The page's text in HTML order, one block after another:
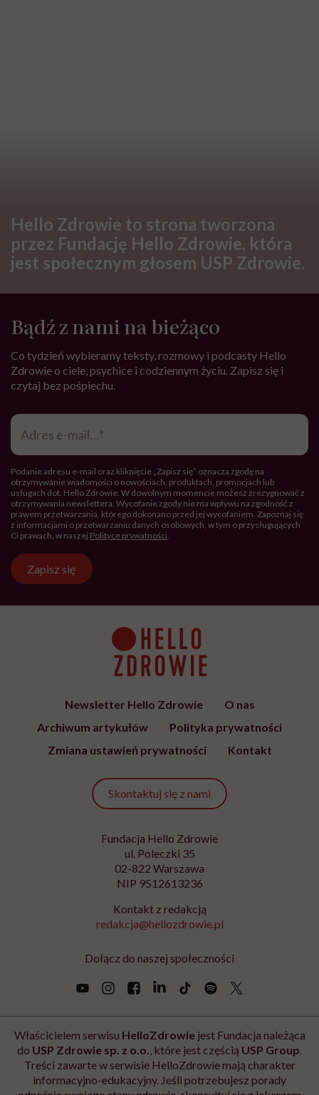
Hello Zdrowie to strona tworzona
przez Fundację Hello Zdrowie, która
jest społecznym głosem USP Zdrowie.
Bądź z nami na bieżąco
Co tydzień wybieramy teksty, rozmowy i podcasty Hello
Zdrowie o ciele, psychice i codziennym życiu. Zapisz się i
czytaj bez pośpiechu.
Adres
mail*
Podanie adresu e-mail oraz kliknięcie „Zapisz się” oznacza zgodę na
otrzymywanie wiadomości o nowościach, produktach, promocjach lub
usługach dot. Hello Zdrowie. W dowolnym momencie możesz zrezygnować z
otrzymywania newslettera. Wycofanie zgody nie ma wpływu na zgodność z
prawem przetwarzania, którego dokonano przed jej wycofaniem. Zapoznaj się
z informacjami o przetwarzaniu danych osobowych, w tym o przysługujących
Ci prawach, w naszej Polityce prywatności.
Zapisz się
Newsletter Hello Zdrowie
O nas
Archiwum artykułów
Polityka prywatności
Zmiana ustawień prywatności
Kontakt
Skontaktuj się z nami
Fundacja Hello Zdrowie
ul. Poleczki 35
02-822 Warszawa
NIP 9512613236
Kontakt z redakcją
redakcja@hellozdrowie.pl
Dołącz do naszej społeczności
Właścicielem serwisu HelloZdrowiejest Fundacja należąca
do USP Zdrowie sp. z o.o., które jest częścią USP Group.
Treści zawarte w serwisie HelloZdrowie mają charakter
informacyjno-edukacyjny. Jeśli potrzebujesz porady